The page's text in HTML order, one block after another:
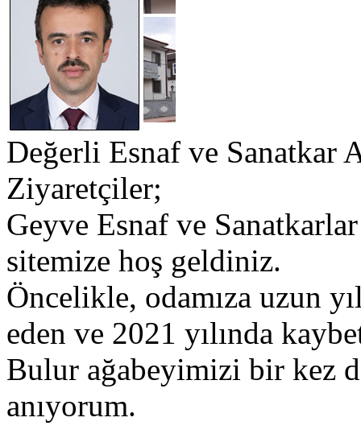
Değerli Esnaf ve Sanatkar
Ziyaretçiler;
​Geyve Esnaf ve
sitemize hoş geldiniz.
​Öncelikle, odamıza uzun
eden ve 2021 yılında
Bulur ağabeyimizi bir kez
anıyorum.